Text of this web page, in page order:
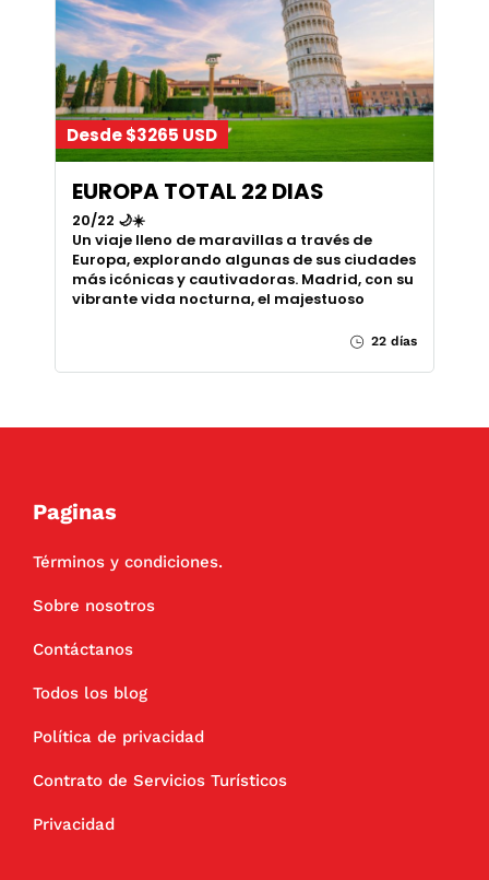
Desde $3265 USD
EUROPA TOTAL 22 DIAS
20/22 🌙☀️
Un viaje lleno de maravillas a través de
Europa, explorando algunas de sus ciudades
más icónicas y cautivadoras. Madrid, con su
vibrante vida nocturna, el majestuoso
22 días
Paginas
Términos y condiciones.
Sobre nosotros
Contáctanos
Todos los blog
Política de privacidad
Contrato de Servicios Turísticos
Privacidad